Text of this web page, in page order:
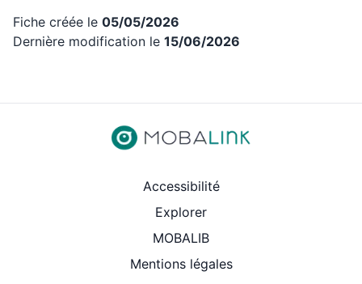
Fiche créée le 05/05/2026
Dernière modification le 15/06/2026
Mentions légales
Accessibilité
Explorer
MOBALIB